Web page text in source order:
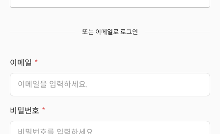
또는 이메일로 로그인
이메일
비밀번호